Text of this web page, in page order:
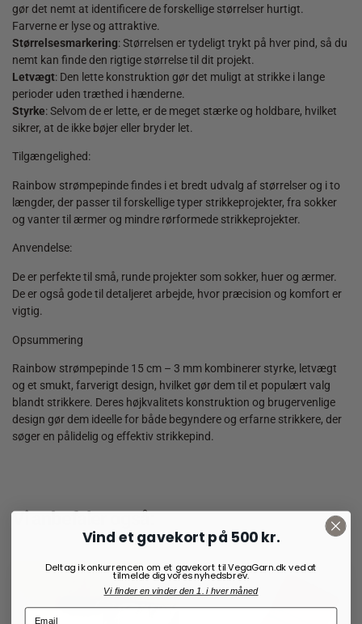
gør det nemt at identificere de forskellige størrelser hurtigt.
Farverne er lyse og attraktive.
Størrelsesmarkering: Størrelsen er tydeligt trykt på hver pind, så du
nemt kan finde den rigtige størrelse til dit projekt.
Letvægt: Den lette konstruktion gør det muligt at strikke i lange
perioder uden træthed i hænderne.
Styrke: Selvom de er lette, er de meget stærke og holdbare, hvilket
sikrer, at de ikke bøjer eller bryder let.
Tilgængelighed:
Rainbow strømpepinde findes i et bredt udvalg af størrelser og i to
længder, der passer til forskellige typer strikkeprojekter, fra sokker
og vanter til ærmer og mindre rørformede strikkeprojekter.
Anvendelse:
De er perfekte til små, runde projekter som sokker, huer og ærmer.
De er også gode til detaljeret arbejde, hvor præcision og komfort er
vigtig.
Opsummering
Rainbow strømpepinde 15 cm – 3 mm kombinerer styrke, letvægt
og et smukt, farverigt design, hvilket gør dem til et populært valg
blandt strikkere. Deres højkvalitets konstruktion og brugervenlige
design gør dem ideelle for både begyndere og erfarne strikkere, der
søger en pålidelig og effektiv strikkepind.
Vi anbefaler også:
Vind et gavekort på 500 kr.
Deltag i konkurrencen om et gavekort til VegaGarn.dk ved at
tilmelde dig vores nyhedsbrev.
Vi finder en vinder den 1. i hver måned